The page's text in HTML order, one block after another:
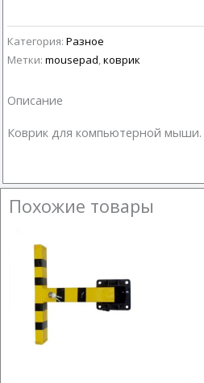
для
компьютерной
мыши
Категория: Разное
Метки: mousepad,коврик
Описание
Коврик для компьютерной мыши.
Похожие товары